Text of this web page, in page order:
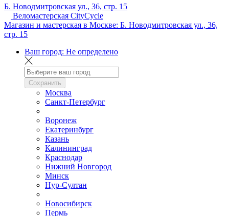
Б. Новодмитровская ул., 36, стр. 15
Веломастерская CityCycle
Магазин и мастерская в Москве: Б. Новодмитровская ул., 36,
стр. 15
Ваш город: Не определено
Сохранить
Москва
Санкт-Петербург
Воронеж
Екатеринбург
Казань
Калининград
Краснодар
Нижний Новгород
Минск
Нур-Султан
Новосибирск
Пермь